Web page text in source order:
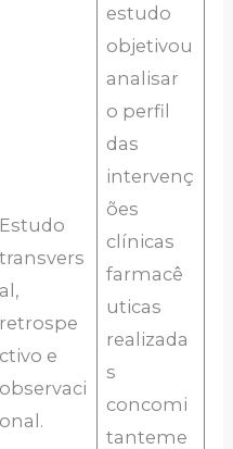
Estudo
transvers
al,
retrospe
ctivo e
observaci
onal.
estudo
objetivou
analisar
o perfil
das
intervenç
ões
clínicas
farmacê
uticas
realizada
s
concomi
tanteme